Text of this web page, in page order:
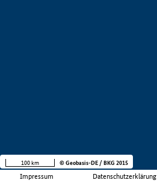
Impressum Datenschutzerklärung
100 km © Geobasis-DE / BKG 2015